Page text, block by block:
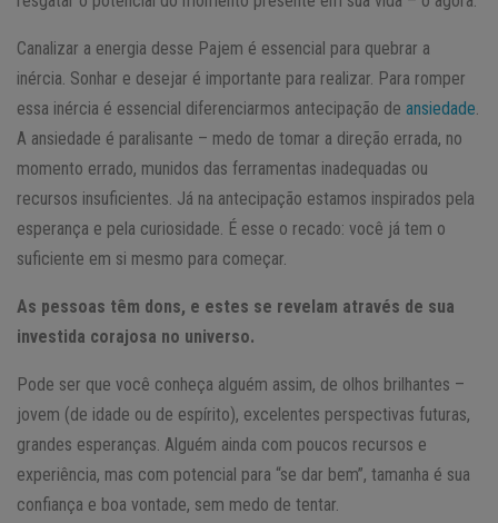
Canalizar a energia desse Pajem é essencial para quebrar a
inércia. Sonhar e desejar é importante para realizar. Para romper
essa inércia é essencial diferenciarmos antecipação de ansiedade.
A ansiedade é paralisante – medo de tomar a direção errada, no
momento errado, munidos das ferramentas inadequadas ou
recursos insuficientes. Já na antecipação estamos inspirados pela
esperança e pela curiosidade. É esse o recado: você já tem o
suficiente em si mesmo para começar.
As pessoas têm dons, e estes se revelam através de sua
investida corajosa no universo.
Pode ser que você conheça alguém assim, de olhos brilhantes –
jovem (de idade ou de espírito), excelentes perspectivas futuras,
grandes esperanças. Alguém ainda com poucos recursos e
experiência, mas com potencial para “se dar bem”, tamanha é sua
confiança e boa vontade, sem medo de tentar.